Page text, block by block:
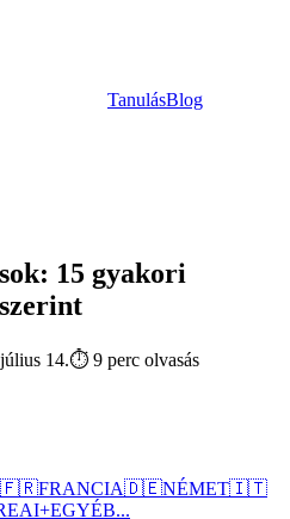
TanulásBlog
15 gyakori
14.⏱ 9 perc olvasás
🇫🇷FRANCIA🇩🇪NÉMET🇮🇹
+EGYÉB...